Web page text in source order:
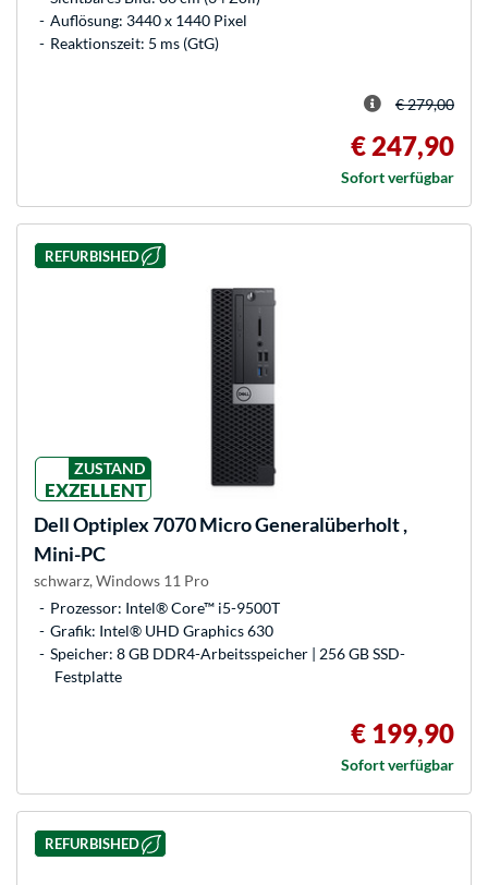
Auflösung: 3440 x 1440 Pixel
Reaktionszeit: 5 ms (GtG)
€ 279,00
€ 247,90
Sofort verfügbar
REFURBISHED
ZUSTAND
EXZELLENT
DellOptiplex 7070 Micro Generalüberholt ,
Mini-PC
schwarz, Windows 11 Pro
Prozessor: Intel® Core™ i5-9500T
Grafik: Intel® UHD Graphics 630
Speicher: 8 GB DDR4-Arbeitsspeicher | 256 GB SSD-
Festplatte
€ 199,90
Sofort verfügbar
REFURBISHED